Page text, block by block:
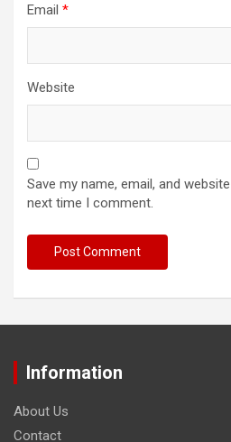
Email *
Website
Save my name, email, and
next time I comment.
Information
About Us
Contact